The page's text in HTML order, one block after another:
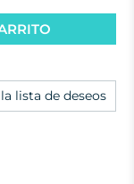
lista de deseos